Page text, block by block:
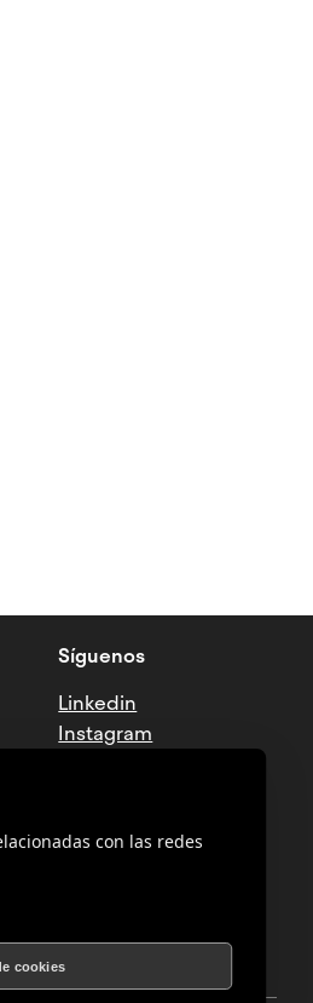
Síguenos
Linkedin
Instagram
con las redes
cookies